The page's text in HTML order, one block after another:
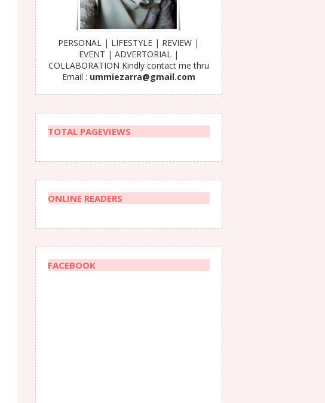
PERSONAL | LIFESTYLE | REVIEW |
EVENT | ADVERTORIAL |
COLLABORATION Kindly contact me thru
Email : ummiezarra@gmail.com
TOTAL PAGEVIEWS
ONLINE READERS
FACEBOOK